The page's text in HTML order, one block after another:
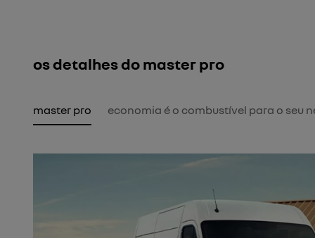
os detalhes do master pro
master pro economia é o combustível para o seu